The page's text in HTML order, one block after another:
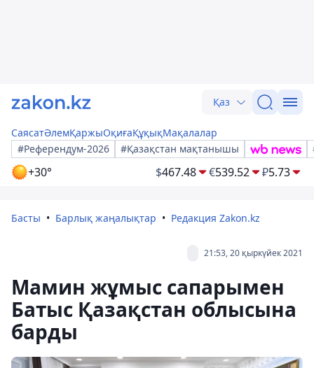
Қаз
СаясатӘлемҚаржыОқиғаҚұқықМақалалар
#Референдум-2026
#Қазақстан мақтанышы
+30° $467.48 €539.52 ₽5.73
Басты Барлық жаңалықтар Редакция Zakon.kz
21:53, 20 қыркүйек 2021
Мамин жұмыс сапарымен
Батыс Қазақстан облысына
барды